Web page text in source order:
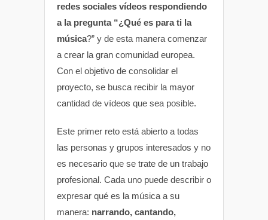
redes sociales vídeos respondiendo
a la pregunta “¿Qué es para ti la
música?” y de esta manera comenzar
a crear la gran comunidad europea.
Con el objetivo de consolidar el
proyecto, se busca recibir la mayor
cantidad de vídeos que sea posible.
Este primer reto está abierto a todas
las personas y grupos interesados y no
es necesario que se trate de un trabajo
profesional. Cada uno puede describir o
expresar qué es la música a su
manera: narrando, cantando,